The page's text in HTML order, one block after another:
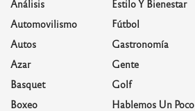
Análisis
Automovilismo
Autos
Azar
Basquet
Boxeo
Estilo Y Bienestar
Fútbol
Gastronomía
Gente
Golf
Hablemos Un Poco